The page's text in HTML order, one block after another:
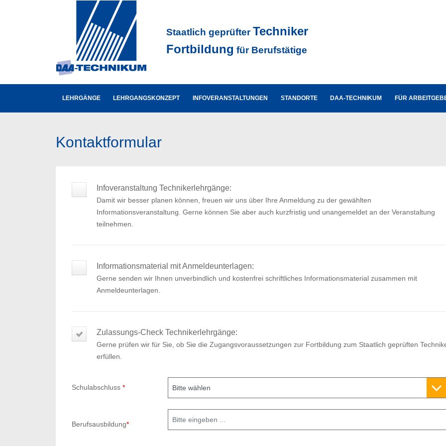
Staatlich geprüfterTechniker
Fortbildung für Berufstätige
LEHRGÄNGE LEHRGANGSKONZEPT INFOVERANSTALTUNGEN STANDORTE DAA-TECHNIKUM FÜR
Kontaktformular
Infoveranstaltung Technikerlehrgänge:
Damit wir besser planen können, freuen wir uns über Ihre Anmeldung zu der gewählten
Informationsveranstaltung. Gerne können Sie aber auch kurzfristig und unangemeldet an der Veranstaltung
teilnehmen.
Informationsmaterial mit Anmeldeunterlagen:
Gerne senden wir Ihnen unverbindlich und kostenfrei schriftliches Informationsmaterial zusammen mit
Anmeldeunterlagen.
Zulassungs-Check Technikerlehrgänge:
Gerne prüfen wir für Sie, ob Sie die Zugangsvoraussetzungen zur Fortbildung zum Staatlich geprüften
erfüllen.
Schulabschluss *
Berufsausbildung*